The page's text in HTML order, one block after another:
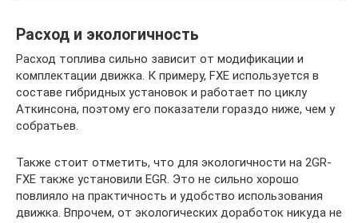
Расход и экологичность
Расход топлива сильно зависит от модификации и
комплектации движка. К примеру, FXE используется в
составе гибридных установок и работает по циклу
Аткинсона, поэтому его показатели гораздо ниже, чем у
собратьев.
Также стоит отметить, что для экологичности на 2GR-
FXE также установили EGR. Это не сильно хорошо
повлияло на практичность и удобство использования
движка. Впрочем, от экологических доработок никуда не